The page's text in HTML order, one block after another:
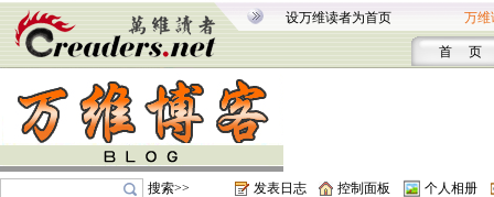
设万维读者为首页 万维
首 页
搜索>> 发表日志 控制面板 个人相册